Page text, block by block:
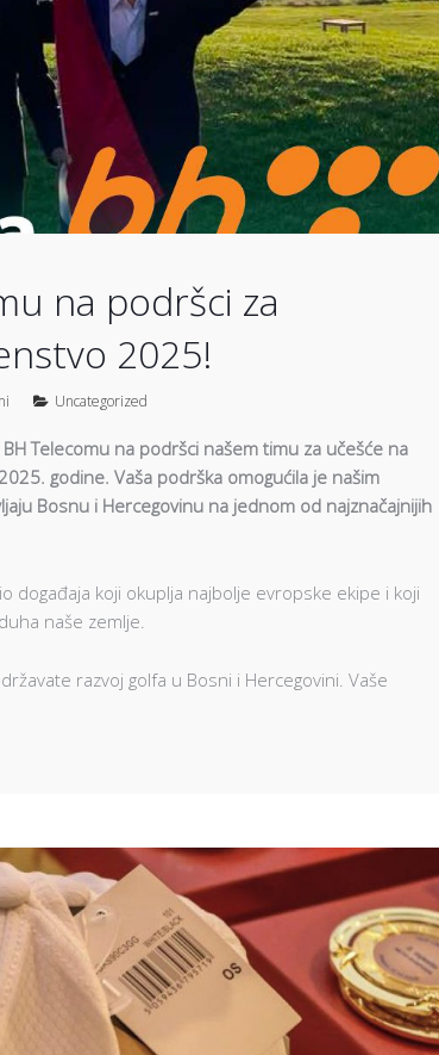
na podršci za
2025!
Uncategorized
Telecomu na podršci našem timu za učešće na
godine. Vaša podrška omogućila je našim
Bosnu i Hercegovinu na jednom od najznačajnijih
događaja koji okuplja najbolje evropske ekipe i koji
naše zemlje.
razvoj golfa u Bosni i Hercegovini. Vaše